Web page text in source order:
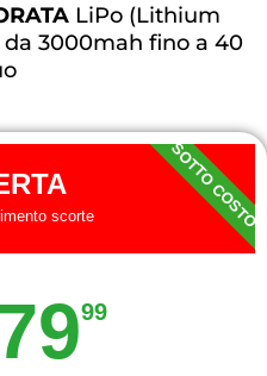
LiPo (Lithium
3000mah fino a 40
scorte
99
SOTTO COSTO